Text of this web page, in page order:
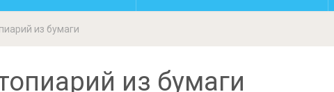
из бумаги
из бумаги